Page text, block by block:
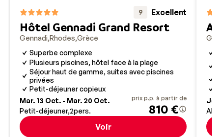
9 Excellent
Hôtel Gennadi Grand Resort
Gennadi Rhodes Grèce
Superbe complexe
Plusieurs piscines, hôtel face à la plage
Séjour haut de gamme, suites avec piscines
privées
Petit-déjeuner copieux
Mar. 13 Oct. - Mar. 20 Oct.
Petit-déjeuner 2pers.
prix p.p. à partir de
810 €
Voir
All